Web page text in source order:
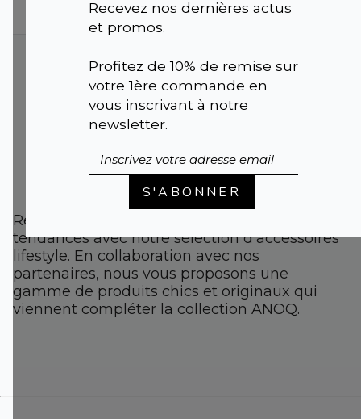
Recevez nos dernières actus
et promos.
Profitez de 10% de remise sur
votre 1ère commande en
vous inscrivant à notre
newsletter.
S'ABONNER
VELOURS |Fleur
du paradis jaune
Restez à la pointe de la mode et des
tendances avec notre sélection d'accessoires
lifestyle. En collaboration avec nos
partenaires, nous vous proposons une
gamme de produits chics et originaux qui
viennent compléter la collection ANOQ.